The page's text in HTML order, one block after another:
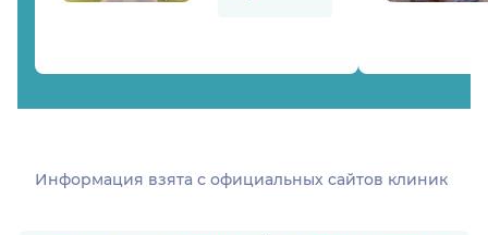
Информация взята c официальных сайтов клиник